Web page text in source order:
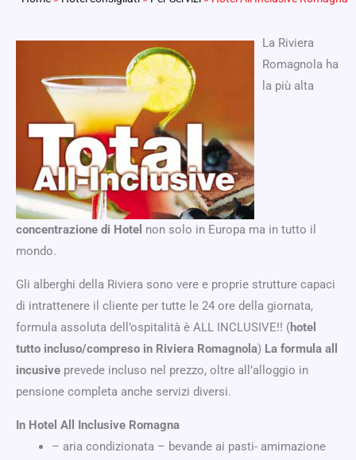
La Riviera
Romagnola ha
la più alta
concentrazione di Hotel non solo in Europa ma in tutto il
mondo.
Gli alberghi della Riviera sono vere e proprie strutture capaci
di intrattenere il cliente per tutte le 24 ore della giornata,
formula assoluta dell’ospitalità è ALL INCLUSIVE!! (hotel
tutto incluso/compreso in Riviera Romagnola) La formula all
incusive prevede incluso nel prezzo, oltre all’alloggio in
pensione completa anche servizi diversi.
In Hotel All Inclusive Romagna
– aria condizionata – bevande ai pasti- amimazione